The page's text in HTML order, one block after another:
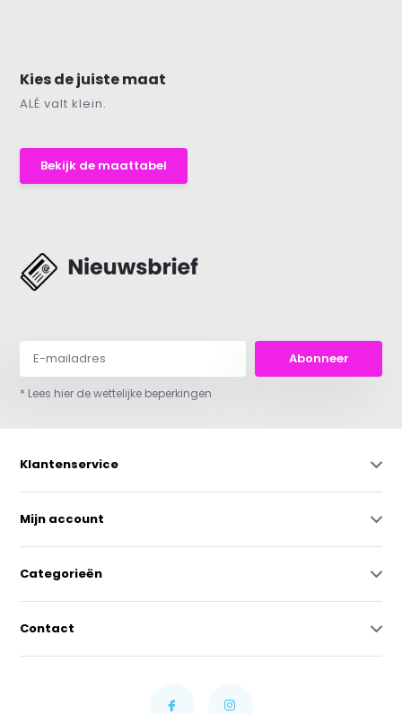
Kies de juiste maat
ALÉ valt klein.
Bekijk de maattabel
Abonneer
* Lees hier de wettelijke beperkingen
Klantenservice
Mijn account
Categorieën
Contact